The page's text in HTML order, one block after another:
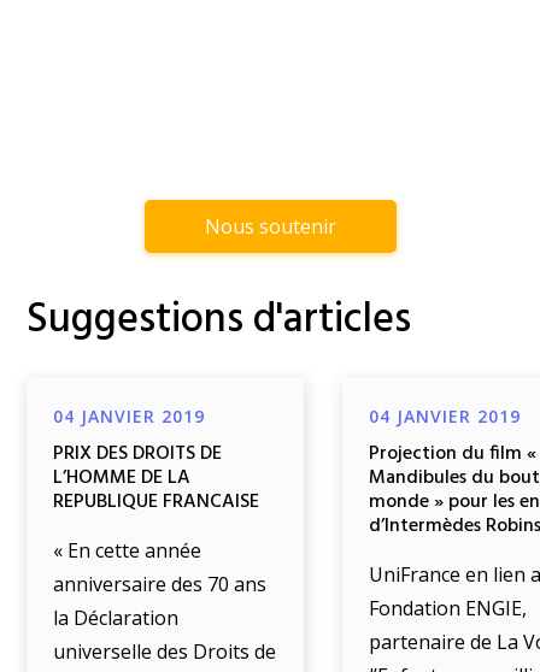
Nous soutenir
Suggestions d'articles
04 JANVIER 2019
PRIX DES DROITS DE
L’HOMME DE LA
REPUBLIQUE FRANCAISE
« En cette année
anniversaire des 70 ans
la Déclaration
universelle des Droits de
04 JANVIER 2019
Projection du film «
Mandibules du
monde » pour les
d’Intermèdes
UniFrance en lien
Fondation ENGIE,
partenaire de La